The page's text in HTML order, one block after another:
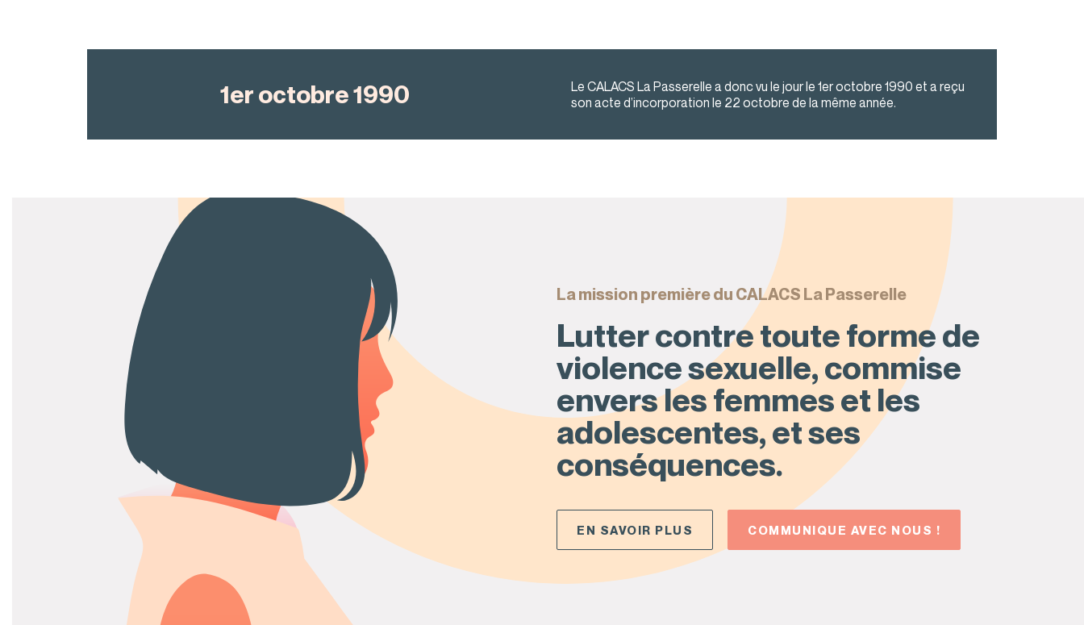
1er octobre 1990
Le CALACS La Passerelle a donc vu le jour le 1er octobre 1990 et a reçu
son acte d’incorporation le 22 octobre de la même année.
La mission première du CALACS La Passerelle
Lutter contre toute forme de
violence sexuelle, commise
envers les femmes et les
adolescentes, et ses
conséquences.
EN SAVOIR PLUS COMMUNIQUE AVEC NOUS !